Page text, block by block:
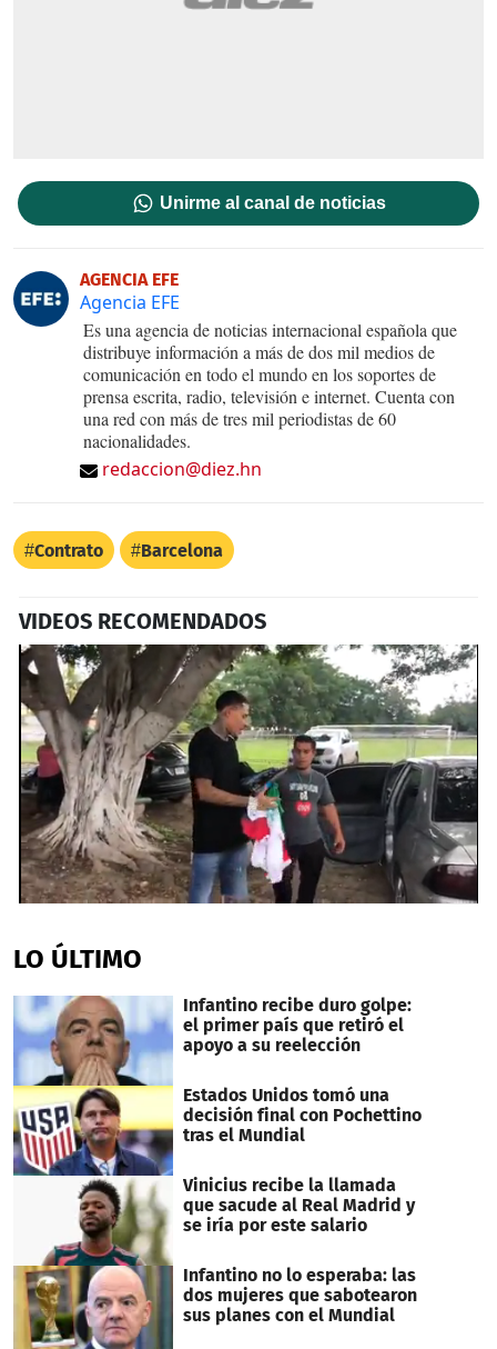
Unirme al canal de noticias
AGENCIA EFE
Agencia EFE
Es una agencia de noticias internacional española que
distribuye información a más de dos mil medios de
comunicación en todo el mundo en los soportes de
prensa escrita, radio, televisión e internet. Cuenta con
una red con más de tres mil periodistas de 60
nacionalidades.
redaccion@diez.hn
Contrato Barcelona
VIDEOS RECOMENDADOS
of
1
0
LO ÚLTIMO
Infantino recibe duro golpe:
el primer país que retiró el
apoyo a su reelección
Estados Unidos tomó una
decisión final con Pochettino
tras el Mundial
Vinicius recibe la llamada
que sacude al Real Madrid y
se iría por este salario
Infantino no lo esperaba: las
dos mujeres que sabotearon
sus planes con el Mundial